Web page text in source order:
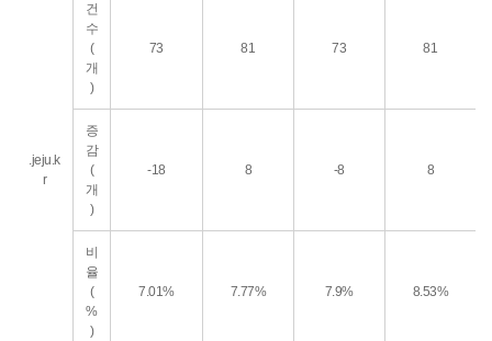
.jeju.k
r
건
수
(
개
)
73 81 73 81
증
감
(
개
)
-18 8 -8 8
비
율
(
%
)
7.01% 7.77% 7.9% 8.53%